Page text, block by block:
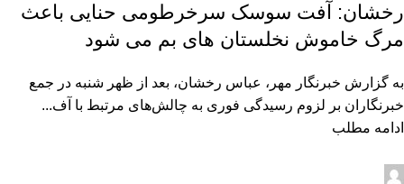
رخشان: آفت سوسک سرخرطومی حنایی باعث
مرگ خاموش نخلستان های بم می شود
به گزارش خبرنگار مهر، عباس رخشان، بعد از ظهر شنبه در جمع
خبرنگاران بر لزوم رسیدگی فوری به چالش‌های مرتبط با آف...
ادامه مطلب